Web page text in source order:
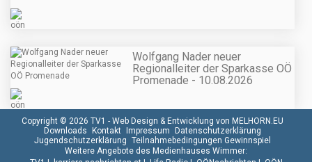
Wolfgang Nader neuer
Regionalleiter der Sparkasse OÖ
Promenade - 10.08.2026
Copyright © 2026 TV1 - Web Design & Entwicklung von MELHORN.EU
Downloads Kontakt Impressum Datenschutzerklärung
Jugendschutzerklärung Teilnahmebedingungen Gewinnspiel
Weitere Angebote des Medienhauses Wimmer: